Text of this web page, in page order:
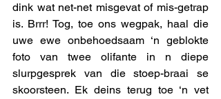
dink wat net-net misgevat of mis-getrap
is. Brrr! Tog, toe ons wegpak, haal die
uwe ewe onbehoedsaam ‘n geblokte
foto van twee olifante in n diepe
slurpgesprek van die stoep-braai se
skoorsteen. Ek deins terug toe ‘n vet